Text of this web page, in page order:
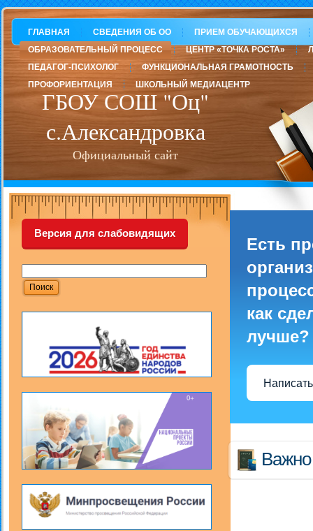
ГБОУ СОШ "Оц"
с.Александровка
Официальный сайт
ГЛАВНАЯ СВЕДЕНИЯ ОБ ОО
ПРИЕМ ОБУЧАЮЩИХСЯ
ОБРАЗОВАТЕЛЬНЫЙ ПРОЦЕСС
ЦЕНТР «ТОЧКА РОСТА»
ПЕДАГОГ-ПСИХОЛОГ
ФУНКЦИОНАЛЬНАЯ ГРАМОТНОСТЬ
ПРОФОРИЕНТАЦИЯ
ШКОЛЬНЫЙ МЕДИАЦЕНТР
Версия для слабовидящих
Есть
как
лучше?
Важно